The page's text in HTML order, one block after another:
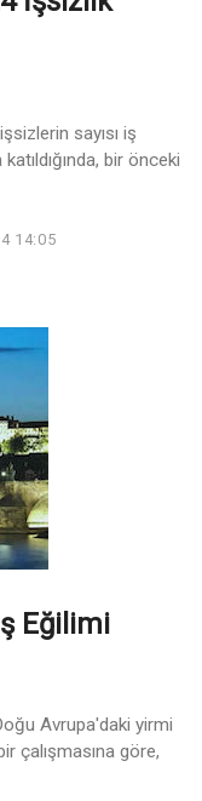
sayısı iş
bir önceki
14:05
Eğilimi
Avrupa'daki yirmi
çalışmasına göre,